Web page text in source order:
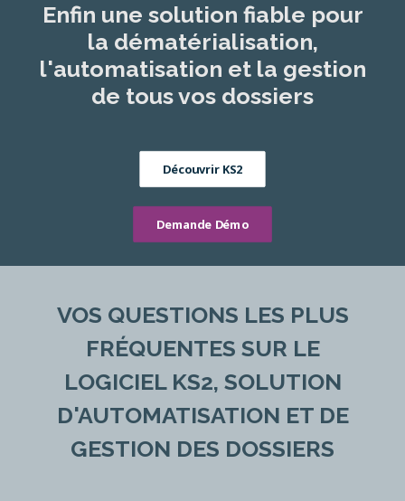
Enfin une solution fiable pour
la dématérialisation,
l'automatisation et la gestion
de tous vos dossiers
Découvrir KS2
Demande Démo
VOS QUESTIONS LES PLUS
FRÉQUENTES SUR LE
LOGICIEL KS2, SOLUTION
D'AUTOMATISATION ET DE
GESTION DES DOSSIERS